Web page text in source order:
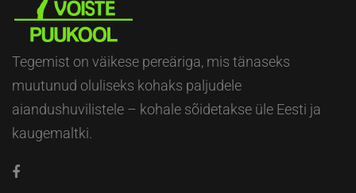
Tegemist on väikese pereäriga, mis tänaseks
muutunud oluliseks kohaks paljudele
aiandushuvilistele – kohale sõidetakse üle Eesti ja
kaugemaltki.